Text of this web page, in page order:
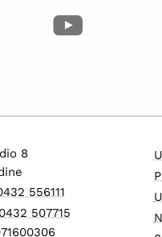
8
556111
507715